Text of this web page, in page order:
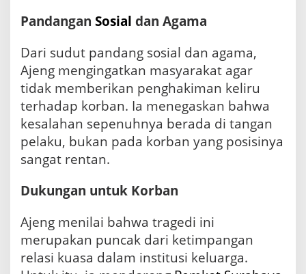
Pandangan Sosial dan Agama
Dari sudut pandang sosial dan agama,
Ajeng mengingatkan masyarakat agar
tidak memberikan penghakiman keliru
terhadap korban. Ia menegaskan bahwa
kesalahan sepenuhnya berada di tangan
pelaku, bukan pada korban yang posisinya
sangat rentan.
Dukungan untuk Korban
Ajeng menilai bahwa tragedi ini
merupakan puncak dari ketimpangan
relasi kuasa dalam institusi keluarga.